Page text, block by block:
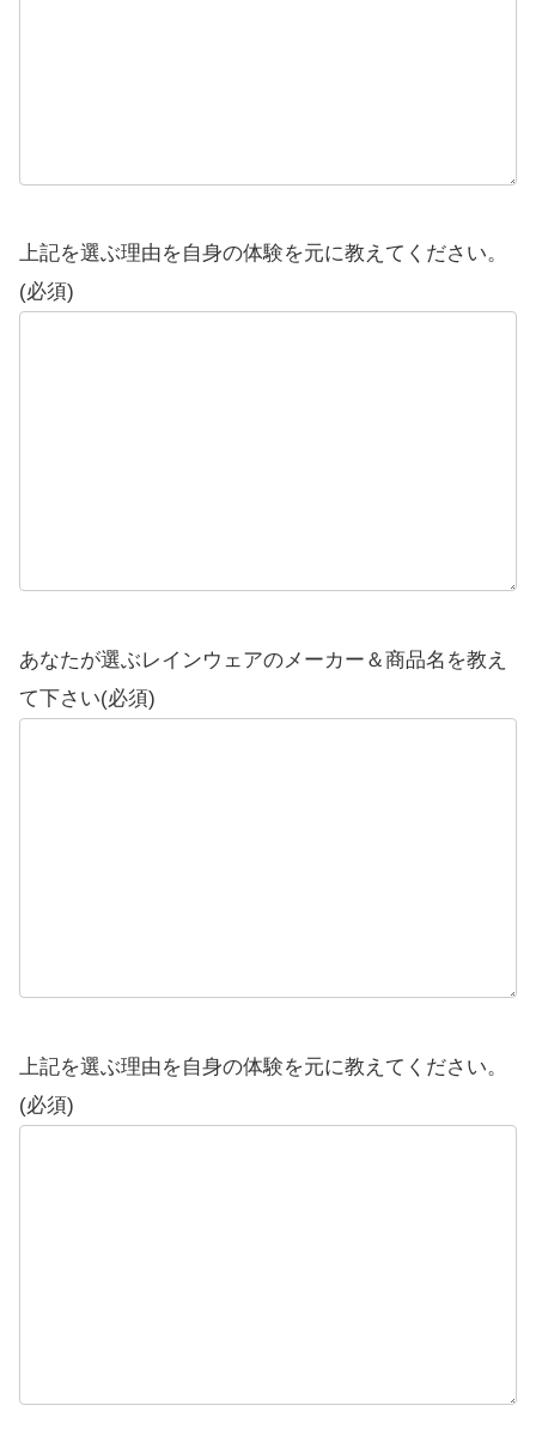
上記を選ぶ理由を自身の体験を元に教えてください。
(必須)
あなたが選ぶレインウェアのメーカー＆商品名を教え
て下さい(必須)
上記を選ぶ理由を自身の体験を元に教えてください。
(必須)